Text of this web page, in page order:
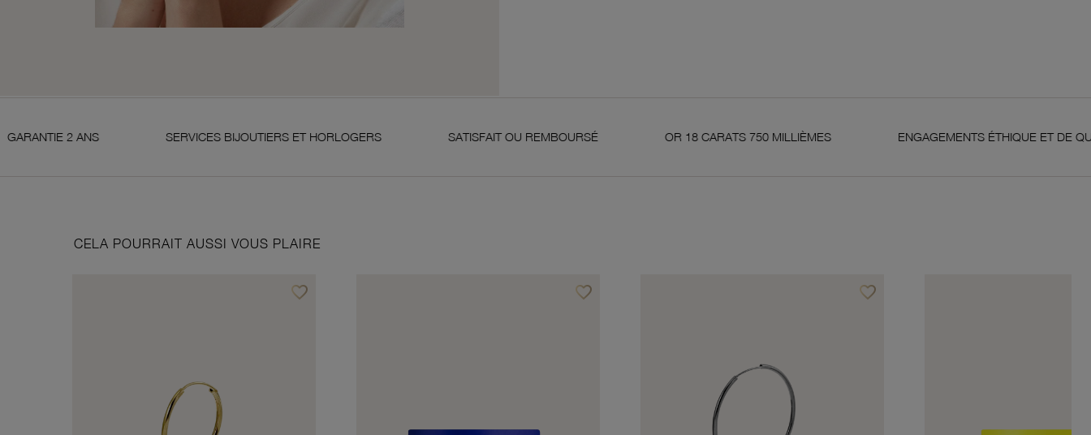
SERVICES BIJOUTIERS ET HORLOGERS SATISFAIT OU REMBOURSÉ OR 18 CARATS 750 MILLIÈMES ENGAGEMENTS ÉTHIQUE ET DE QUALITÉ
CELA POURRAIT AUSSI VOUS PLAIRE
favorite_borderAjouter à vos favoris favorite_borderAjouter à vos favoris favorite_borderAjouter à vos favoris